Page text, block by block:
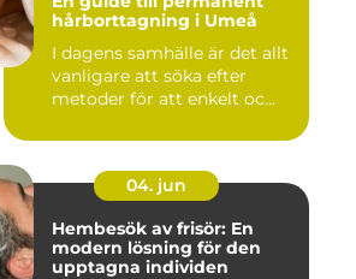
hårborttagning i Umeå
I dagens samhälle är det allt
vanligare att söka efter
metoder för att enkelt oc...
04. jun
Hembesök av frisör: En
modern lösning för den
upptagna individen